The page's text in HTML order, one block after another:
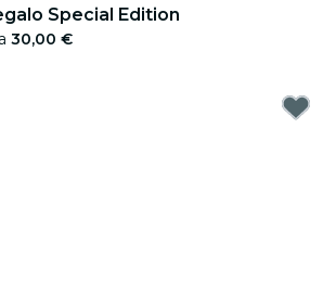
Special Edition
30,00 €